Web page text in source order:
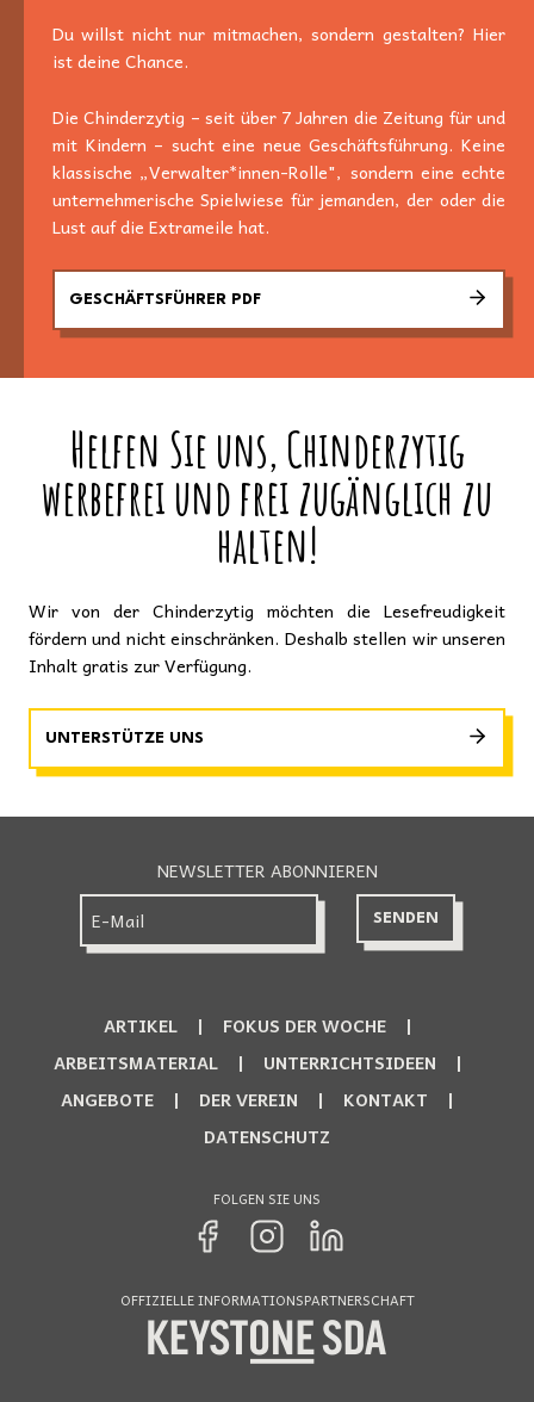
Du willst nicht nur mitmachen, sondern gestalten? Hier
ist deine Chance.
Die Chinderzytig – seit über 7 Jahren die Zeitung für und
mit Kindern – sucht eine neue Geschäftsführung. Keine
klassische „Verwalter*innen-Rolle", sondern eine echte
unternehmerische Spielwiese für jemanden, der oder die
Lust auf die Extrameile hat.
GESCHÄFTSFÜHRER PDF
Helfen Sie uns, Chinderzytig
werbefrei und frei zugänglich zu
halten!
Wir von der Chinderzytig möchten die Lesefreudigkeit
fördern und nicht einschränken. Deshalb stellen wir unseren
Inhalt gratis zur Verfügung.
UNTERSTÜTZE UNS
NEWSLETTER ABONNIEREN
ARTIKEL
FOKUS DER WOCHE
ARBEITSMATERIAL
UNTERRICHTSIDEEN
ANGEBOTE
DER VEREIN
KONTAKT
DATENSCHUTZ
FOLGEN SIE UNS
OFFIZIELLE INFORMATIONSPARTNERSCHAFT